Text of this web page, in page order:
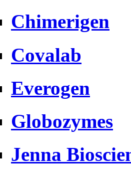
Chimerigen
Covalab
Everogen
Globozymes
Jenna